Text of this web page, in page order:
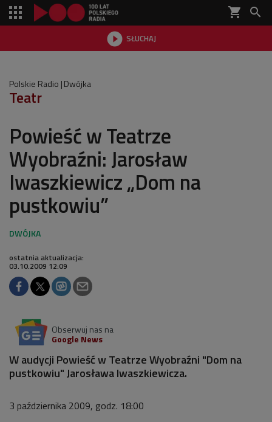
shopping_cart 
 SŁUCHAJ

Polskie Radio Dwójka
Teatr
Powieść w Teatrze
Wyobraźni: Jarosław
Iwaszkiewicz „Dom na
pustkowiu”
ostatnia aktualizacja:
03.10.2009 12:09
Obserwuj nas na
Google News
W audycji Powieść w Teatrze Wyobraźni "Dom na
pustkowiu" Jarosława Iwaszkiewicza.
3 października 2009, godz. 18:00